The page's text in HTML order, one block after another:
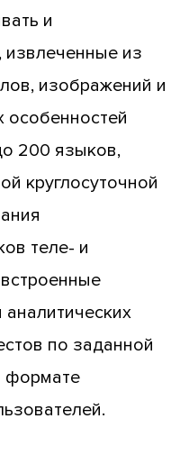
и
извлеченные из
изображений и
особенностей
200 языков,
круглосуточной
теле- и
по заданной
формате